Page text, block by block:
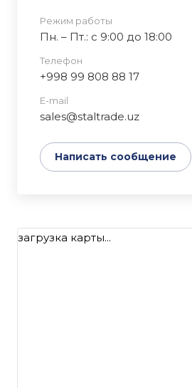
загрузка карты...
Режим работы
Пн. – Пт.: с 9:00 до 18:00
Телефон
+998 99 808 88 17
E-mail
sales@staltrade.uz
Написать сообщение